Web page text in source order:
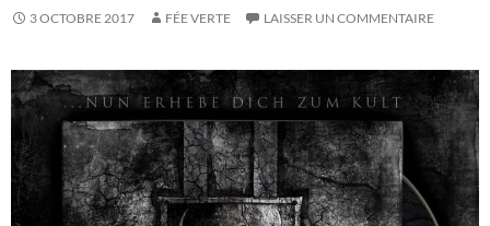
3 OCTOBRE 2017 FÉE VERTE LAISSER UN COMMENTAIRE